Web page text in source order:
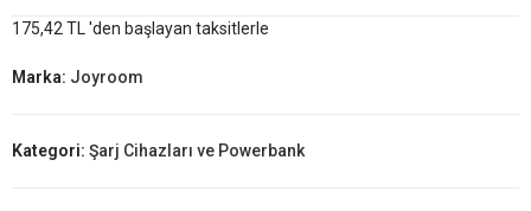
175,42 TL 'den başlayan taksitlerle
Marka: Joyroom
Kategori: Şarj Cihazları ve Powerbank